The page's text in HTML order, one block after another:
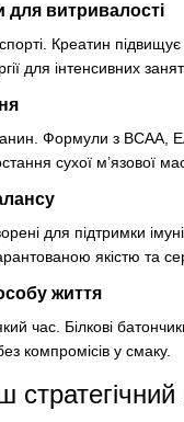
для витривалості
Креатин
для інтенсивних
Формули з BCAA,
сухої м’язової
для підтримки
якістю та
життя
час. Білкові
компромісів у смаку.